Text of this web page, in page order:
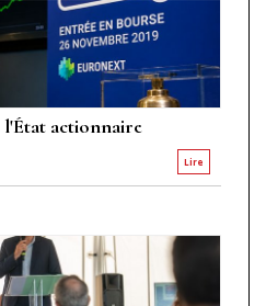
l'État actionnaire
Lire